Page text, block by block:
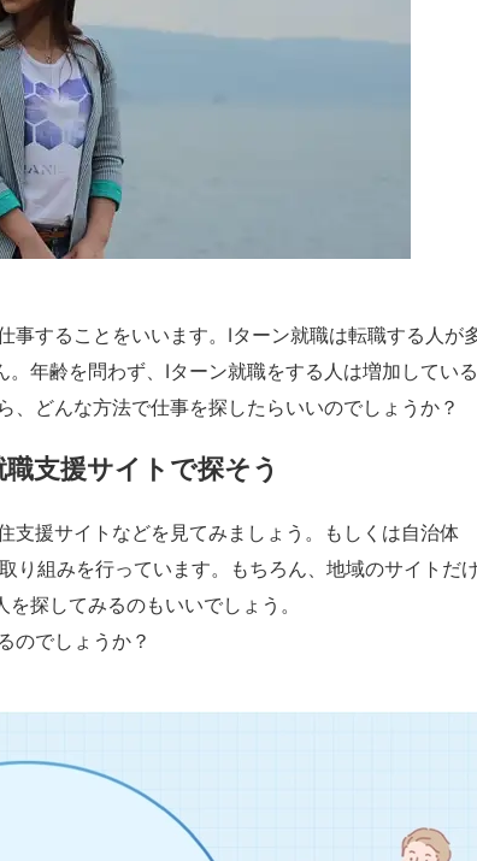
事することをいいます。Iターン就職は転職する人が
年齢を問わず、Iターン就職をする人は増加している
どんな方法で仕事を探したらいいのでしょうか？
支援サイトで探そう
支援サイトなどを見てみましょう。もしくは自治体
り組みを行っています。もちろん、地域のサイトだ
探してみるのもいいでしょう。
のでしょうか？